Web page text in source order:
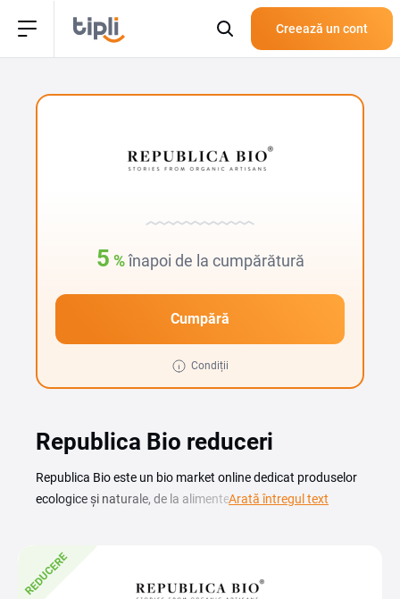
Creează un cont
5 %înapoi de la cumpărătură
Cumpără
Condiții
Republica Bio reduceri
Republica Bio este un bio market online dedicat produselor
ecologice și naturale, de la alimente sănătoase și
mai avantajos, fie că alegi colagen, superalimente sau
ingrediente pentru o alimentație curată. Republica Bio se
Arată întregul text
REDUCERE